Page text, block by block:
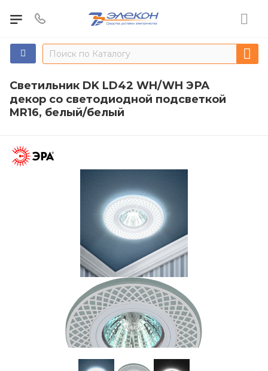
Светильник DK LD42 WH/WH ЭРА
декор cо светодиодной подсветкой
MR16, белый/белый